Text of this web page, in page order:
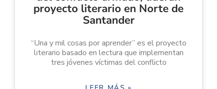
proyecto literario en Norte de
Santander
“Una y mil cosas por aprender” es el proyecto
literario basado en lectura que implementan
tres jóvenes víctimas del conflicto